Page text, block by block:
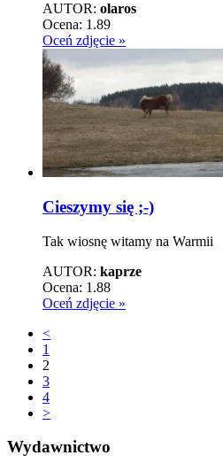
AUTOR: olaros
Ocena: 1.89
Oceń zdjęcie »
Cieszymy się ;-)
Tak wiosnę witamy na Warmii
AUTOR: kaprze
Ocena: 1.88
Oceń zdjęcie »
<
1
2
3
4
>
Wydawnictwo